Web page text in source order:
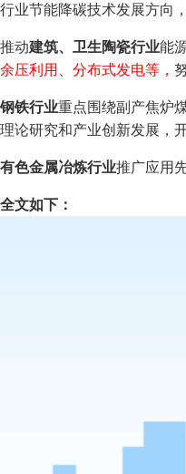
行业节能降碳技术发展方向，
推动建筑、卫生陶瓷行业能
余压利用、分布式发电等，
钢铁行业重点围绕副产焦炉
理论研究和产业创新发展，
有色金属冶炼行业推广应用
全文如下：